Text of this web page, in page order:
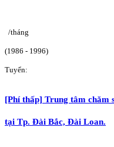
/tháng
(1986 - 1996)
Tuyển:
[Phí thấp] Trung tâm chăm
tại Tp. Đài Bắc, Đài Loan.